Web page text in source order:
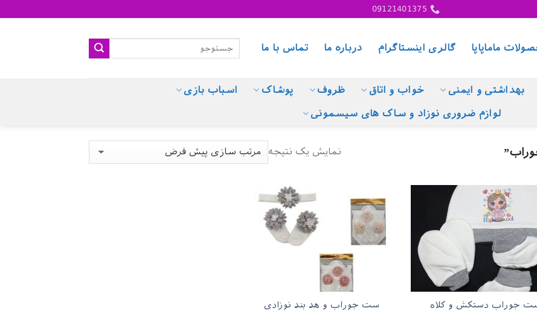
09121401375
ماماپاپا گالری اینستاگرام درباره ما تماس با ما
بهداشتی و ایمنی خواب و اتاق ظروف پوشاک اسباب بازی
لوازم ضروری نوزاد و ساک های سیسمونی
نمایش یک نتیجه
جوراب دستکش و کلاه ست جوراب و هد بند نوزادی